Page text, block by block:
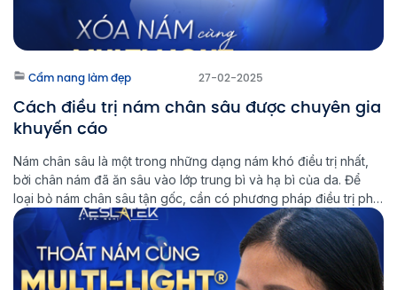
Cẩm nang làm đẹp 27-02-2025
Cách điều trị nám chân sâu được chuyên gia
khuyến cáo
Nám chân sâu là một trong những dạng nám khó điều trị nhất,
bởi chân nám đã ăn sâu vào lớp trung bì và hạ bì của da. Để
loại bỏ nám chân sâu tận gốc, cần có phương pháp điều trị phù
hợp và kiên trì trong quá trình chăm sóc da. Multi Light […]